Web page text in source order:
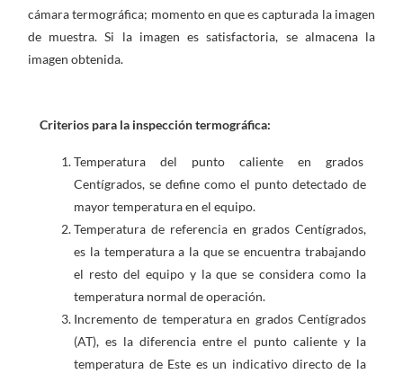
cámara termográfica; momento en que es capturada la imagen
de muestra. Si la imagen es satisfactoria, se almacena la
imagen obtenida.
Criterios para la inspección termográfica:
Temperatura del punto caliente en grados
Centígrados, se define como el punto detectado de
mayor temperatura en el equipo.
Temperatura de referencia en grados Centígrados,
es la temperatura a la que se encuentra trabajando
el resto del equipo y la que se considera como la
temperatura normal de operación.
Incremento de temperatura en grados Centígrados
(AT), es la diferencia entre el punto caliente y la
temperatura de Este es un indicativo directo de la